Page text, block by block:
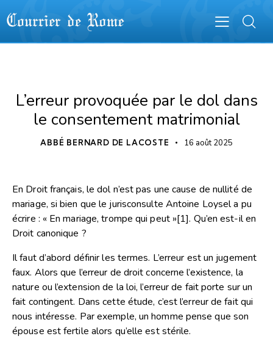
L’erreur provoquée par le dol dans
le consentement matrimonial
ABBÉ BERNARD DE LACOSTE 16 août 2025
En Droit français, le dol n’est pas une cause de nullité de
mariage, si bien que le jurisconsulte Antoine Loysel a pu
écrire : « En mariage, trompe qui peut »[1]. Qu’en est-il en
Droit canonique ?
Il faut d’abord définir les termes. L’erreur est un jugement
faux. Alors que l’erreur de droit concerne l’existence, la
nature ou l’extension de la loi, l’erreur de fait porte sur un
fait contingent. Dans cette étude, c’est l’erreur de fait qui
nous intéresse. Par exemple, un homme pense que son
épouse est fertile alors qu’elle est stérile.